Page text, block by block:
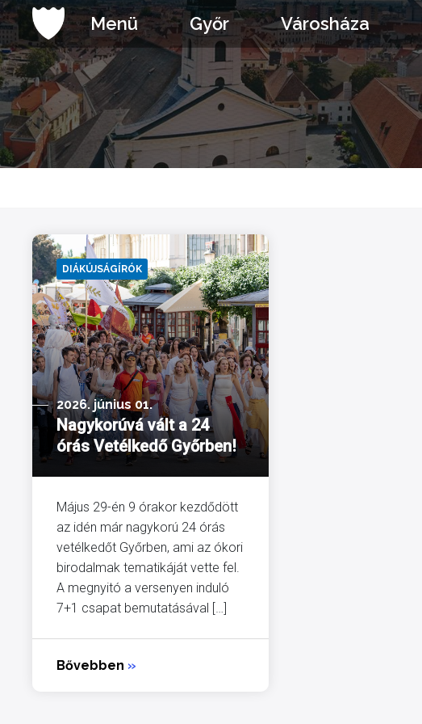
Ugrás
a
tartalomhoz
Menü Győr Városháza
DIÁKÚJSÁGÍRÓK
2026. június 01.
Nagykorúvá vált a 24
órás Vetélkedő Győrben!
Május 29-én 9 órakor kezdődött
az idén már nagykorú 24 órás
vetélkedőt Győrben, ami az ókori
birodalmak tematikáját vette fel.
A megnyitó a versenyen induló
7+1 csapat bemutatásával […]
Bővebben »